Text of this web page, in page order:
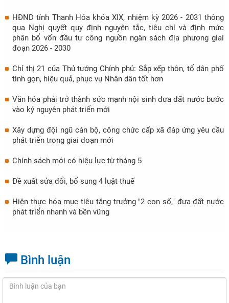
HĐND tỉnh Thanh Hóa khóa XIX, nhiệm kỳ 2026 - 2031 thông
qua Nghị quyết quy định nguyên tắc, tiêu chí và định mức
phân bổ vốn đầu tư công nguồn ngân sách địa phương giai
đoạn 2026 - 2030
Chỉ thị 21 của Thủ tướng Chính phủ: Sắp xếp thôn, tổ dân phố
tinh gọn, hiệu quả, phục vụ Nhân dân tốt hơn
Văn hóa phải trở thành sức mạnh nội sinh đưa đất nước bước
vào kỷ nguyên phát triển mới
Xây dựng đội ngũ cán bộ, công chức cấp xã đáp ứng yêu cầu
phát triển trong giai đoạn mới
Chính sách mới có hiệu lực từ tháng 5
Đề xuất sửa đổi, bổ sung 4 luật thuế
Hiện thực hóa mục tiêu tăng trưởng "2 con số," đưa đất nước
phát triển nhanh và bền vững
Bình luận